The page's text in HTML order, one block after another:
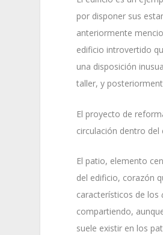
por disponer sus
anteriormente
edificio introvertido
una disposición
taller, y
El proyecto de
circulación dentro del
El patio, elemento
del edificio, corazón
característicos de los
compartiendo,
suele existir en los